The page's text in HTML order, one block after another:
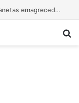
Anvisa pode aprovar até oito novas canetas emagrecedoras até o fim de 2026; saiba quais